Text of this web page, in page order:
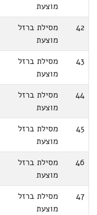
מוצעת
42
מסילת ברזל
מוצעת
43
מסילת ברזל
מוצעת
44
מסילת ברזל
מוצעת
45
מסילת ברזל
מוצעת
46
מסילת ברזל
מוצעת
47
מסילת ברזל
מוצעת